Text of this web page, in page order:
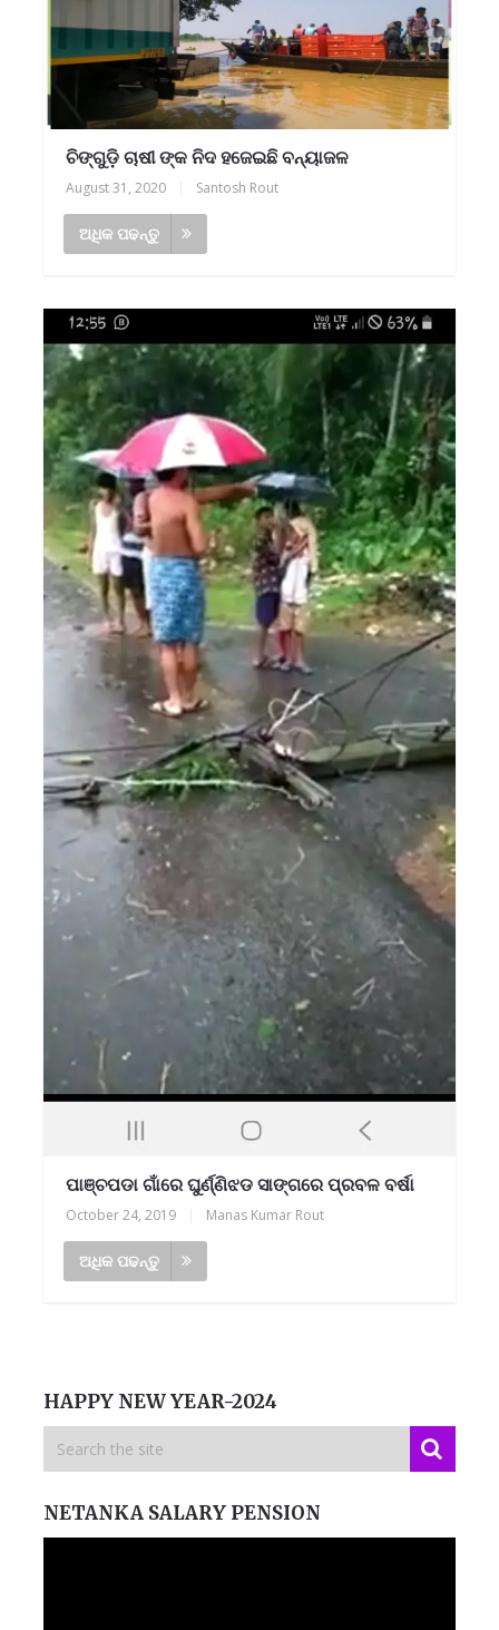
ଚିଙ୍ଗୁଡ଼ି ଚାଷୀ ଙ୍କ ନିଦ ହଜେଇଛି ବନ୍ୟାଜଳ
August 31, 2020 Santosh Rout
ଅଧିକ ପଢନ୍ତୁ
ପାଞ୍ଚପଡା ଗାଁରେ ଘୁର୍ଣ୍ଣିଝଡ ସାଙ୍ଗରେ ପ୍ରବଳ ବର୍ଷା
October 24, 2019 Manas Kumar Rout
ଅଧିକ ପଢନ୍ତୁ
HAPPY NEW YEAR-2024
NETANKA SALARY PENSION